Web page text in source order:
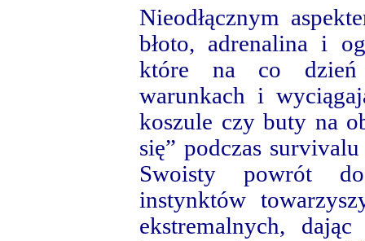
Nieodłącznym
błoto, adrenalina i
które na co dzień
warunkach i
koszule czy buty na
się” podczas
Swoisty powrót
instynktów
ekstremalnych,